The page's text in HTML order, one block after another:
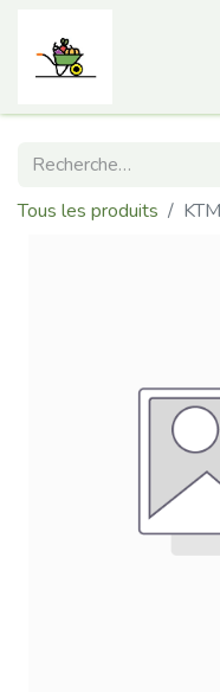
Tous les produits